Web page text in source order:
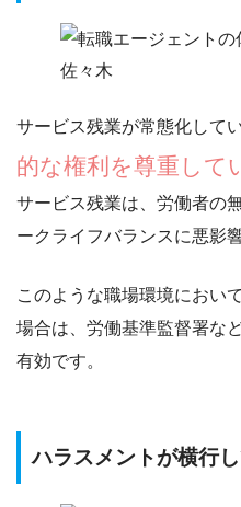
佐々木
サービス残業が常態化して
的な権利を尊重して
サービス残業は、労働者の
ークライフバランスに悪影
このような職場環境におい
場合は、労働基準監督署な
有効です。
ハラスメントが横行